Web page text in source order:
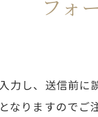
フォ
力し、送信前に
なりますのでご